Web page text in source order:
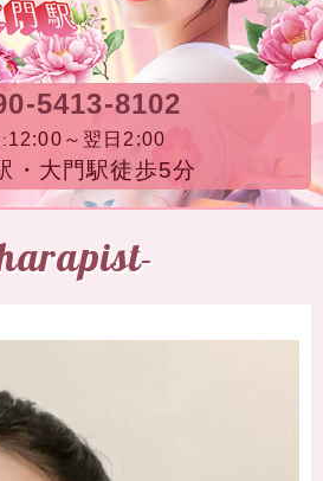
5413-8102
12:00～翌日2:00
・大門駅徒歩5分